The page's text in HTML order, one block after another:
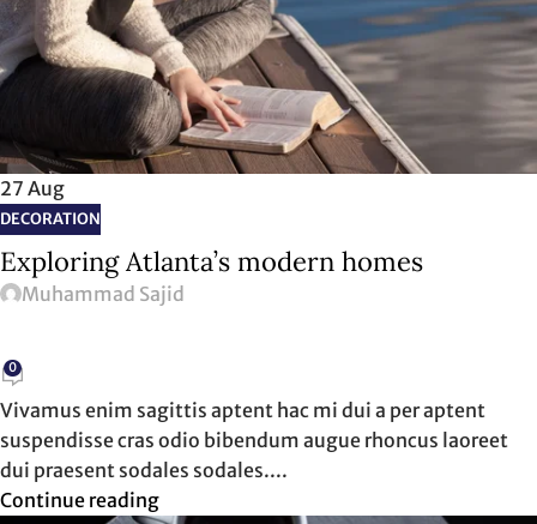
27 Aug
DECORATION
Exploring Atlanta’s modern homes
Muhammad Sajid
0
Vivamus enim sagittis aptent hac mi dui a per aptent
suspendisse cras odio bibendum augue rhoncus laoreet
dui praesent sodales sodales....
Continue reading